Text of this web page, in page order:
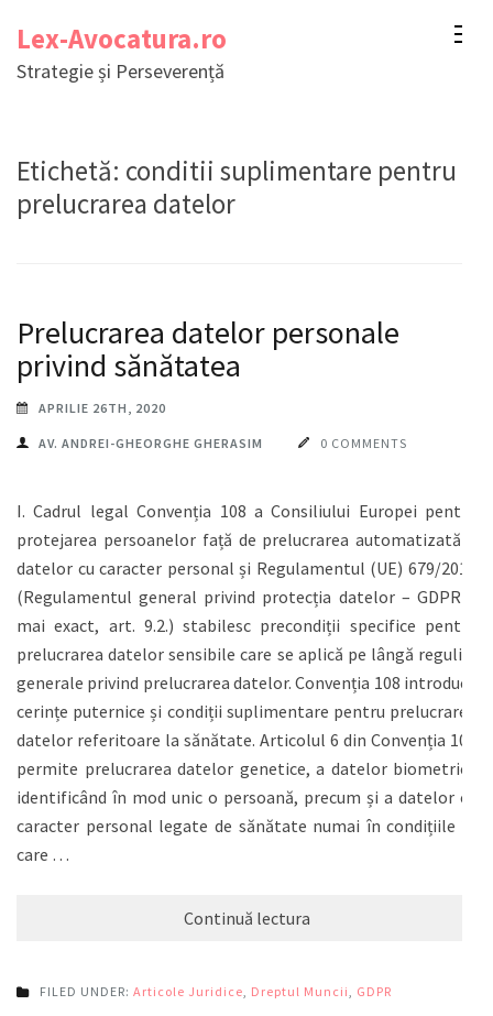
conținut
Lex-Avocatura.ro
Strategie și Perseverență
Etichetă: conditii suplimentare pentru
prelucrarea datelor
Prelucrarea datelor personale
privind sănătatea
APRILIE 26TH, 2020
AV. ANDREI-GHEORGHE GHERASIM 0 COMMENTS
I. Cadrul legal Convenția 108 a Consiliului Europei pentru
protejarea persoanelor față de prelucrarea automatizată a
datelor cu caracter personal și Regulamentul (UE) 679/2016
(Regulamentul general privind protecția datelor – GDPR –
mai exact, art. 9.2.) stabilesc precondiții specifice pentru
prelucrarea datelor sensibile care se aplică pe lângă regulile
generale privind prelucrarea datelor. Convenția 108 introduce
cerințe puternice și condiții suplimentare pentru prelucrarea
datelor referitoare la sănătate. Articolul 6 din Convenția 108
permite prelucrarea datelor genetice, a datelor biometrice
identificând în mod unic o persoană, precum și a datelor cu
caracter personal legate de sănătate numai în condițiile în
care …
Continuă lectura
FILED UNDER: Articole Juridice, Dreptul Muncii, GDPR